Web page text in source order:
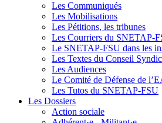
Les Communiqués
Les Mobilisations
Les Pétitions, les tribunes
Les Courriers du SNETAP-
Le SNETAP-FSU dans les
Les Textes du Conseil
Les Audiences
Le Comité de Défense de
Les Tutos du SNETAP-FSU
Les Dossiers
Action sociale